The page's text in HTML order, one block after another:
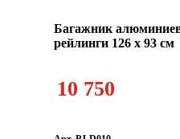
Багажник
рейлинги 126 х 93 см
10 750